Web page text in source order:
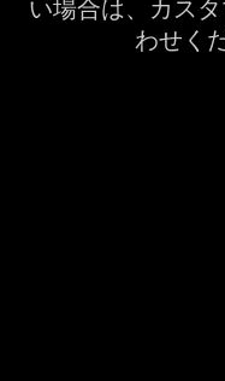
い場合は、カス
わせく